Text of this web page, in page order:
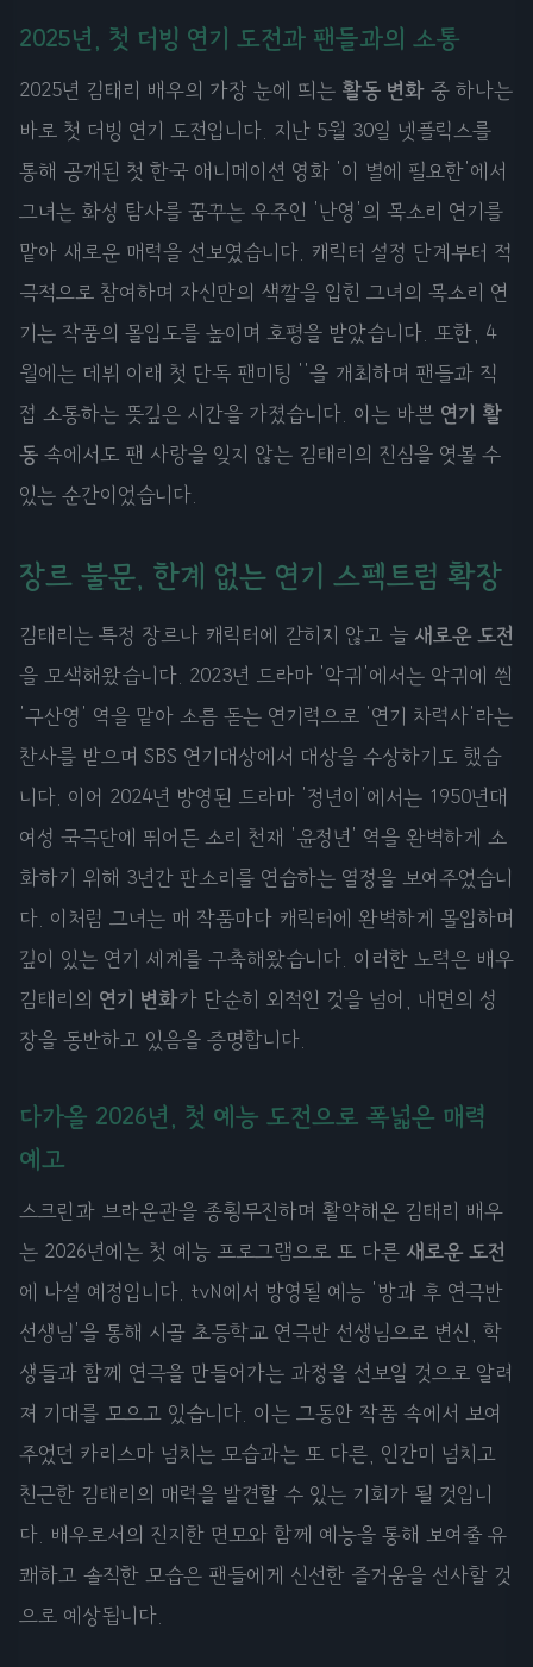
2025년, 첫 더빙 연기 도전과 팬들과의 소통
2025년 김태리 배우의 가장 눈에 띄는 활동 변화 중 하나는
바로 첫 더빙 연기 도전입니다. 지난 5월 30일 넷플릭스를
통해 공개된 첫 한국 애니메이션 영화 '이 별에 필요한'에서
그녀는 화성 탐사를 꿈꾸는 우주인 '난영'의 목소리 연기를
맡아 새로운 매력을 선보였습니다. 캐릭터 설정 단계부터 적
극적으로 참여하며 자신만의 색깔을 입힌 그녀의 목소리 연
기는 작품의 몰입도를 높이며 호평을 받았습니다. 또한, 4
월에는 데뷔 이래 첫 단독 팬미팅 ' '을 개최하며 팬들과 직
접 소통하는 뜻깊은 시간을 가졌습니다. 이는 바쁜 연기 활
동 속에서도 팬 사랑을 잊지 않는 김태리의 진심을 엿볼 수
있는 순간이었습니다.
장르 불문, 한계 없는 연기 스펙트럼 확장
김태리는 특정 장르나 캐릭터에 갇히지 않고 늘 새로운 도전
을 모색해왔습니다. 2023년 드라마 '악귀'에서는 악귀에 씐
'구산영' 역을 맡아 소름 돋는 연기력으로 '연기 차력사'라는
찬사를 받으며 SBS 연기대상에서 대상을 수상하기도 했습
니다. 이어 2024년 방영된 드라마 '정년이'에서는 1950년대
여성 국극단에 뛰어든 소리 천재 '윤정년' 역을 완벽하게 소
화하기 위해 3년간 판소리를 연습하는 열정을 보여주었습니
다. 이처럼 그녀는 매 작품마다 캐릭터에 완벽하게 몰입하며
깊이 있는 연기 세계를 구축해왔습니다. 이러한 노력은 배우
김태리의 연기 변화가 단순히 외적인 것을 넘어, 내면의 성
장을 동반하고 있음을 증명합니다.
다가올 2026년, 첫 예능 도전으로 폭넓은 매력
예고
스크린과 브라운관을 종횡무진하며 활약해온 김태리 배우
는 2026년에는 첫 예능 프로그램으로 또 다른 새로운 도전
에 나설 예정입니다. tvN에서 방영될 예능 '방과 후 연극반
선생님'을 통해 시골 초등학교 연극반 선생님으로 변신, 학
생들과 함께 연극을 만들어가는 과정을 선보일 것으로 알려
져 기대를 모으고 있습니다. 이는 그동안 작품 속에서 보여
주었던 카리스마 넘치는 모습과는 또 다른, 인간미 넘치고
친근한 김태리의 매력을 발견할 수 있는 기회가 될 것입니
다. 배우로서의 진지한 면모와 함께 예능을 통해 보여줄 유
쾌하고 솔직한 모습은 팬들에게 신선한 즐거움을 선사할 것
으로 예상됩니다.